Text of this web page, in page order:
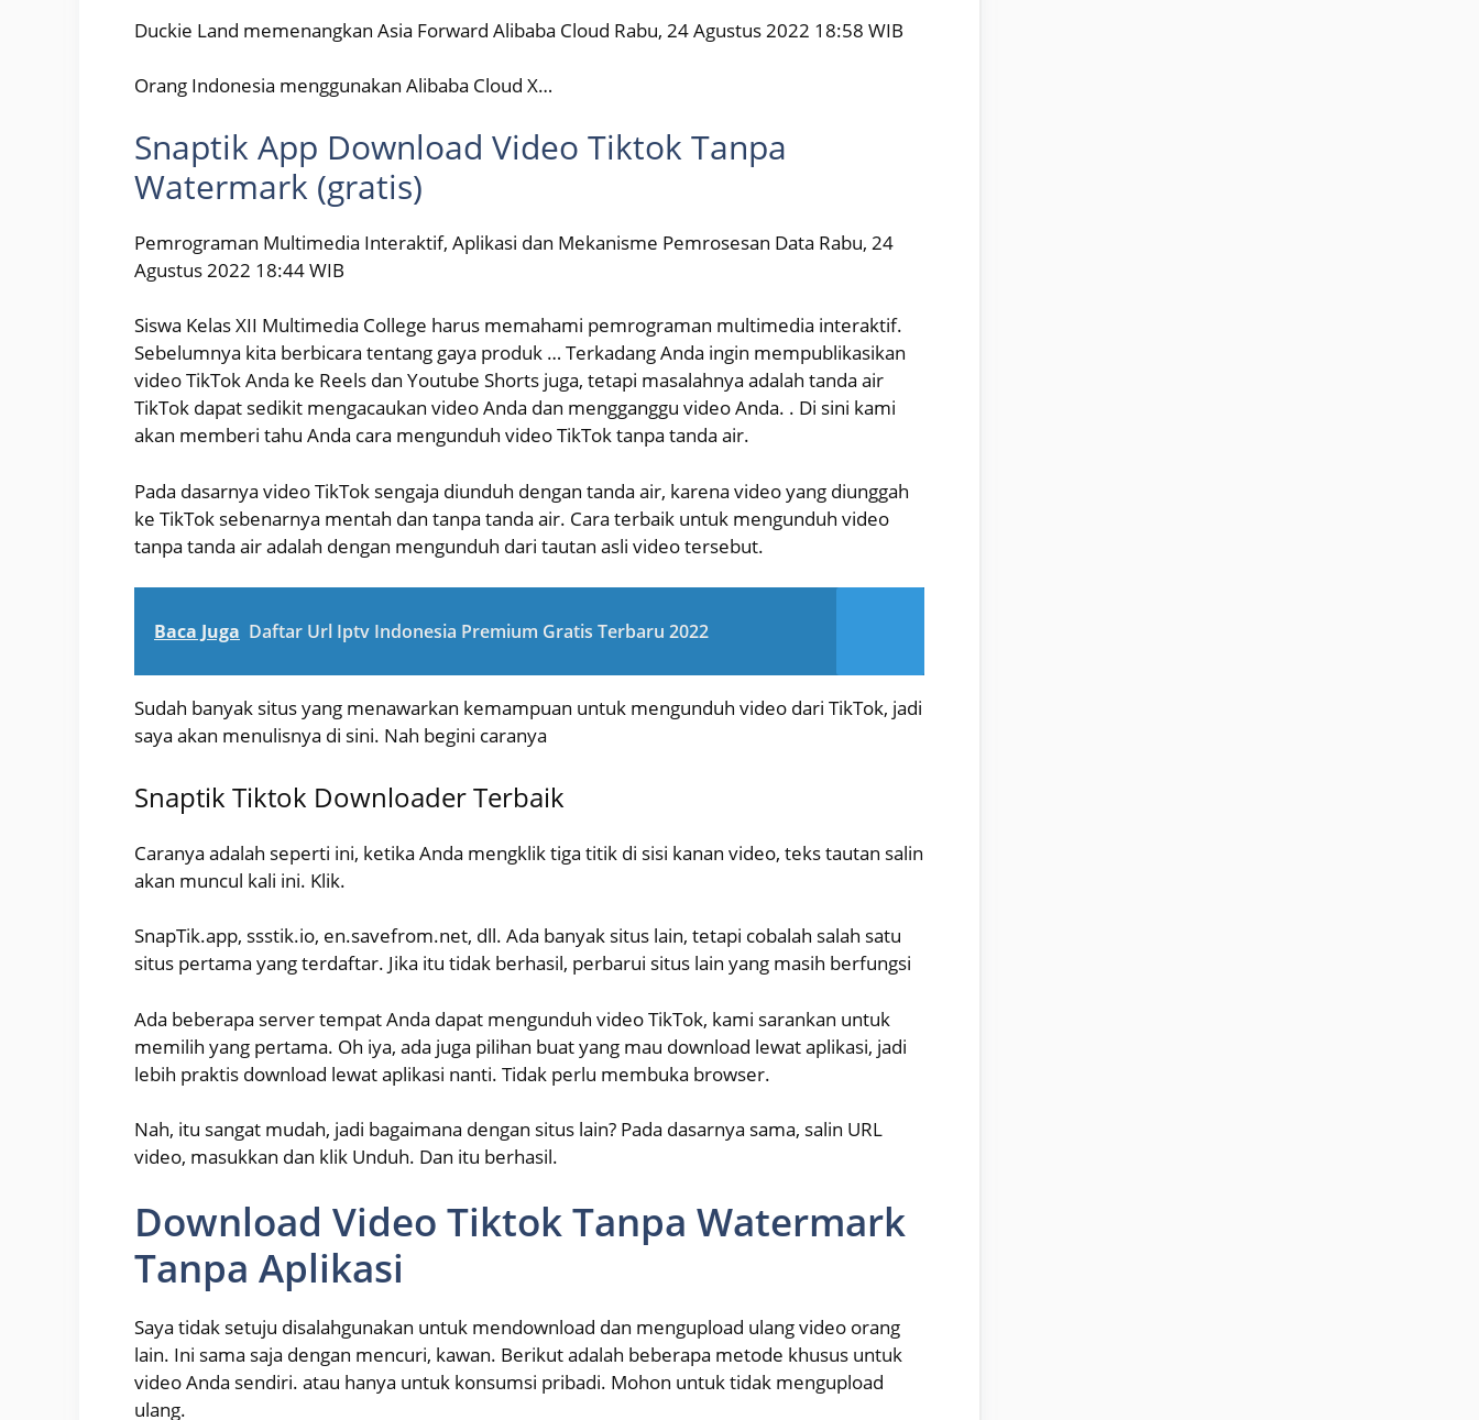
Duckie Land memenangkan Asia Forward Alibaba Cloud Rabu, 24 Agustus 2022 18:58 WIB
Orang Indonesia menggunakan Alibaba Cloud X…
Snaptik App Download Video Tiktok Tanpa
Watermark (gratis)
Pemrograman Multimedia Interaktif, Aplikasi dan Mekanisme Pemrosesan Data Rabu, 24
Agustus 2022 18:44 WIB
Siswa Kelas XII Multimedia College harus memahami pemrograman multimedia interaktif.
Sebelumnya kita berbicara tentang gaya produk … Terkadang Anda ingin mempublikasikan
video TikTok Anda ke Reels dan Youtube Shorts juga, tetapi masalahnya adalah tanda air
TikTok dapat sedikit mengacaukan video Anda dan mengganggu video Anda. . Di sini kami
akan memberi tahu Anda cara mengunduh video TikTok tanpa tanda air.
Pada dasarnya video TikTok sengaja diunduh dengan tanda air, karena video yang diunggah
ke TikTok sebenarnya mentah dan tanpa tanda air. Cara terbaik untuk mengunduh video
tanpa tanda air adalah dengan mengunduh dari tautan asli video tersebut.
Baca Juga Daftar Url Iptv Indonesia Premium Gratis Terbaru 2022
Sudah banyak situs yang menawarkan kemampuan untuk mengunduh video dari TikTok, jadi
saya akan menulisnya di sini. Nah begini caranya
Snaptik Tiktok Downloader Terbaik
Caranya adalah seperti ini, ketika Anda mengklik tiga titik di sisi kanan video, teks tautan salin
akan muncul kali ini. Klik.
SnapTik.app, ssstik.io, en.savefrom.net, dll. Ada banyak situs lain, tetapi cobalah salah satu
situs pertama yang terdaftar. Jika itu tidak berhasil, perbarui situs lain yang masih berfungsi
Ada beberapa server tempat Anda dapat mengunduh video TikTok, kami sarankan untuk
memilih yang pertama. Oh iya, ada juga pilihan buat yang mau download lewat aplikasi, jadi
lebih praktis download lewat aplikasi nanti. Tidak perlu membuka browser.
Nah, itu sangat mudah, jadi bagaimana dengan situs lain? Pada dasarnya sama, salin URL
video, masukkan dan klik Unduh. Dan itu berhasil.
Download Video Tiktok Tanpa Watermark
Tanpa Aplikasi
Saya tidak setuju disalahgunakan untuk mendownload dan mengupload ulang video orang
lain. Ini sama saja dengan mencuri, kawan. Berikut adalah beberapa metode khusus untuk
video Anda sendiri. atau hanya untuk konsumsi pribadi. Mohon untuk tidak mengupload
ulang.